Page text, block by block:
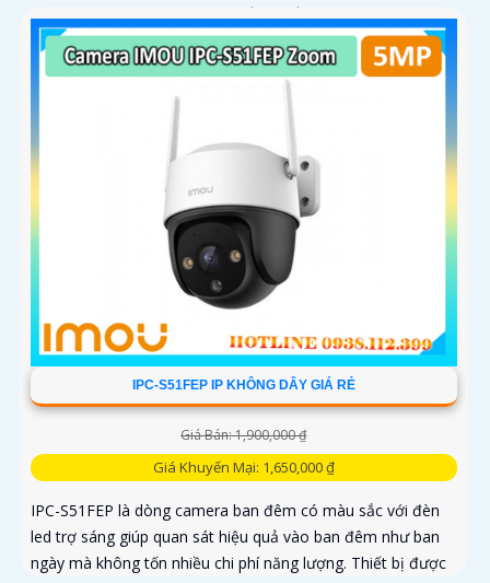
và chi phí, giám sát ban đêm tốt với hồng ngoại 50m
IPC-S51FEP IP KHÔNG DÂY GIÁ RẺ
Giá Bán: 1,900,000 ₫
Giá Khuyến Mại: 1,650,000 ₫
IPC-S51FEP là dòng camera ban đêm có màu sắc với đèn
led trợ sáng giúp quan sát hiệu quả vào ban đêm như ban
ngày mà không tốn nhiều chi phí năng lượng. Thiết bị được